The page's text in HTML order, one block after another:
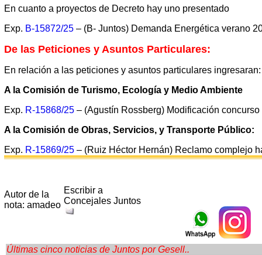
En cuanto a proyectos de Decreto hay uno presentado
Exp. B-15872/25 – (B- Juntos) Demanda Energética verano
De las Peticiones y Asuntos Particulares:
En relación a las peticiones y asuntos particulares ingresaran:
A la Comisión de Turismo, Ecología y Medio Ambiente
Exp. R-15868/25 – (Agustín Rossberg) Modificación
A la Comisión de Obras, Servicios, y Transporte Público:
Exp. R-15869/25 – (Ruiz Héctor Hernán) Reclamo complejo
Autor de la
nota: amadeo
Escribir a
Concejales Juntos
Últimas cinco noticias de Juntos por Gesell..